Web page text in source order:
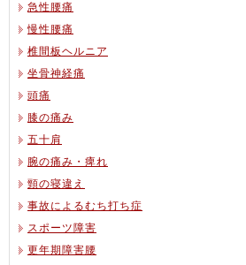
急性腰痛
慢性腰痛
椎間板ヘルニア
坐骨神経痛
頭痛
膝の痛み
五十肩
腕の痛み・痺れ
頸の寝違え
事故によるむち打ち症
スポーツ障害
更年期障害腰